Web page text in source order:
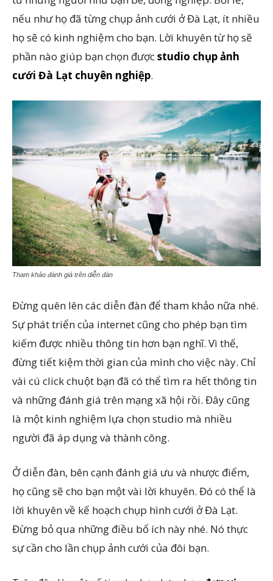
nếu như họ đã từng chụp ảnh cưới ở Đà Lạt, ít nhiều
họ sẽ có kinh nghiệm cho bạn. Lời khuyên từ họ sẽ
phần nào giúp bạn chọn đượcstudio chụp ảnh
cưới Đà Lạt chuyên nghiệp.
Tham khảo đánh giá trên diễn đàn
Đừng quên lên các diễn đàn để tham khảo nữa nhé.
Sự phát triển của internet cũng cho phép bạn tìm
kiếm được nhiều thông tin hơn bạn nghĩ. Vì thế,
đừng tiết kiệm thời gian của mình cho việc này. Chỉ
vài cú click chuột bạn đã có thể tìm ra hết thông tin
và những đánh giá trên mạng xã hội rồi. Đây cũng
là một kinh nghiệm lựa chọn studio mà nhiều
người đã áp dụng và thành công.
Ở diễn đàn, bên cạnh đánh giá ưu và nhược điểm,
họ cũng sẽ cho bạn một vài lời khuyên. Đó có thể là
lời khuyên về kế hoạch chụp hình cưới ở Đà Lạt.
Đừng bỏ qua những điều bổ ích này nhé. Nó thực
sự cần cho lần chụp ảnh cưới của đôi bạn.